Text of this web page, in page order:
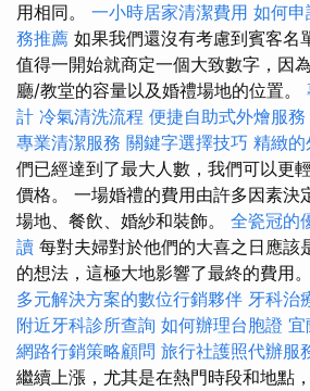
用相同。 一小時居家清潔費用 如何申
務推薦 如果我們還沒有考慮到賓客名
值得一開始就商定一個大致數字，因
廳/教堂的容量以及婚禮場地的位置。
計 冷氣清洗流程 便捷自助式外燴服務
專業清潔服務 關鍵字選擇技巧 精緻
們已經達到了最大人數，我們可以更
價格。 一場婚禮的費用由許多因素決
場地、餐飲、婚紗和裝飾。 全瓷冠的
讀 每對夫婦對於他們的大喜之日應該
的想法，這極大地影響了最終的費用。
多元解決方案的數位行銷夥伴 牙科治
附近牙科診所查詢 如何辦理台胞證 宜
網路行銷策略顧問 旅行社護照代辦服
繼續上漲，尤其是在熱門時段和地點